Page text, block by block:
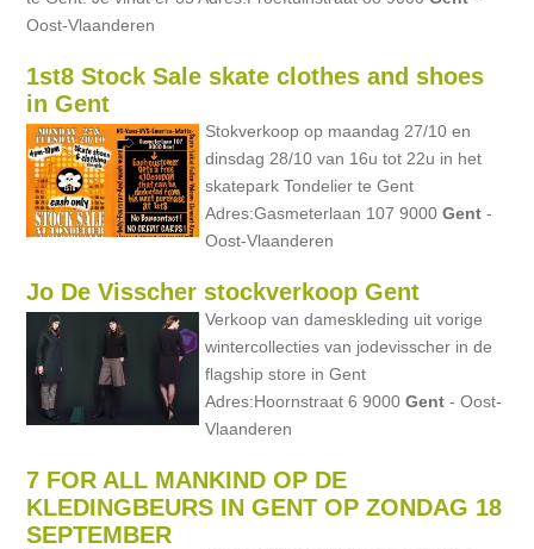
Oost-Vlaanderen
1st8 Stock Sale skate clothes and shoes
in Gent
Stokverkoop op maandag 27/10 en
dinsdag 28/10 van 16u tot 22u in het
skatepark Tondelier te Gent
Adres:Gasmeterlaan 107 9000Gent -
Oost-Vlaanderen
Jo De Visscher stockverkoop Gent
Verkoop van dameskleding uit vorige
wintercollecties van jodevisscher in de
flagship store in Gent
Adres:Hoornstraat 6 9000Gent - Oost-
Vlaanderen
7 FOR ALL MANKIND OP DE
KLEDINGBEURS IN GENT OP ZONDAG 18
SEPTEMBER